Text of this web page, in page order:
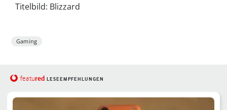
Titelbild: Blizzard
Gaming
featured LESEEMPFEHLUNGEN